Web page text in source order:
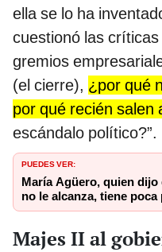
ella se lo ha
cuestionó las
gremios
(el cierre), ¿por qué
por qué recién salen
escándalo político?”.
PUEDES VER:
María Agüero, quien
no le alcanza, tiene
Majes II al